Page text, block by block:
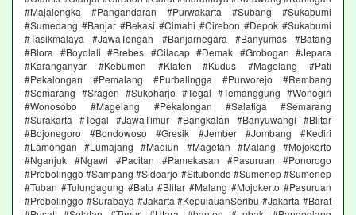
#Majalengka #Pangandaran #Purwakarta #Subang #Sukabumi
#Sumedang #Banjar #Bekasi #Cimahi #Cirebon #Depok #Sukabumi
#Tasikmalaya #JawaTengah #Banjarnegara #Banyumas #Batang
#Blora #Boyolali #Brebes #Cilacap #Demak #Grobogan #Jepara
#Karanganyar #Kebumen #Klaten #Kudus #Magelang #Pati
#Pekalongan #Pemalang #Purbalingga #Purworejo #Rembang
#Semarang #Sragen #Sukoharjo #Tegal #Temanggung #Wonogiri
#Wonosobo #Magelang #Pekalongan #Salatiga #Semarang
#Surakarta #Tegal #JawaTimur #Bangkalan #Banyuwangi #Blitar
#Bojonegoro #Bondowoso #Gresik #Jember #Jombang #Kediri
#Lamongan #Lumajang #Madiun #Magetan #Malang #Mojokerto
#Nganjuk #Ngawi #Pacitan #Pamekasan #Pasuruan #Ponorogo
#Probolinggo #Sampang #Sidoarjo #Situbondo #Sumenep #Sumenep
#Tuban #Tulungagung #Batu #Blitar #Malang #Mojokerto #Pasuruan
#Probolinggo #Surabaya #Jakarta #KepulauanSeribu #Jakarta #Barat